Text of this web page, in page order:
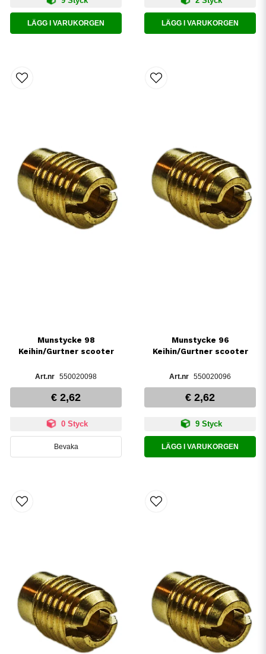
LÄGG I VARUKORGEN LÄGG I VARUKORGEN
Munstycke 98
Keihin/Gurtner scooter
550020098
€ 2,62
0 Styck
Bevaka
Munstycke 96
Keihin/Gurtner scooter
550020096
€ 2,62
9 Styck
LÄGG I VARUKORGEN